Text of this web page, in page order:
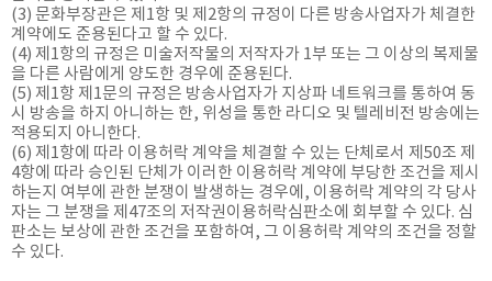
(3) 문화부장관은 제1항 및 제2항의 규정이 다른 방송사업자가 체결한
계약에도 준용된다고 할 수 있다.
(4) 제1항의 규정은 미술저작물의 저작자가 1부 또는 그 이상의 복제물
을 다른 사람에게 양도한 경우에 준용된다.
(5) 제1항 제1문의 규정은 방송사업자가 지상파 네트워크를 통하여 동
시 방송을 하지 아니하는 한, 위성을 통한 라디오 및 텔레비전 방송에는
적용되지 아니한다.
(6) 제1항에 따라 이용허락 계약을 체결할 수 있는 단체로서 제50조 제
4항에 따라 승인된 단체가 이러한 이용허락 계약에 부당한 조건을 제시
하는지 여부에 관한 분쟁이 발생하는 경우에, 이용허락 계약의 각 당사
자는 그 분쟁을 제47조의 저작권이용허락심판소에 회부할 수 있다. 심
판소는 보상에 관한 조건을 포함하여, 그 이용허락 계약의 조건을 정할
수 있다.